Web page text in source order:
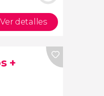
Ver detalles
+